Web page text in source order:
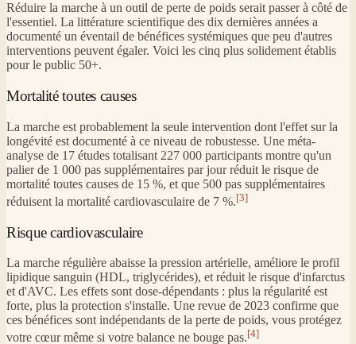
Réduire la marche à un outil de perte de poids serait passer à côté de
l'essentiel. La littérature scientifique des dix dernières années a
documenté un éventail de bénéfices systémiques que peu d'autres
interventions peuvent égaler. Voici les cinq plus solidement établis
pour le public 50+.
Mortalité toutes causes
La marche est probablement la seule intervention dont l'effet sur la
longévité est documenté à ce niveau de robustesse. Une méta-
analyse de 17 études totalisant 227 000 participants montre qu'un
palier de 1 000 pas supplémentaires par jour réduit le risque de
mortalité toutes causes de 15 %, et que 500 pas supplémentaires
réduisent la mortalité cardiovasculaire de 7 %.[3]
Risque cardiovasculaire
La marche régulière abaisse la pression artérielle, améliore le profil
lipidique sanguin (HDL, triglycérides), et réduit le risque d'infarctus
et d'AVC. Les effets sont dose-dépendants : plus la régularité est
forte, plus la protection s'installe. Une revue de 2023 confirme que
ces bénéfices sont indépendants de la perte de poids, vous protégez
votre cœur même si votre balance ne bouge pas.[4]